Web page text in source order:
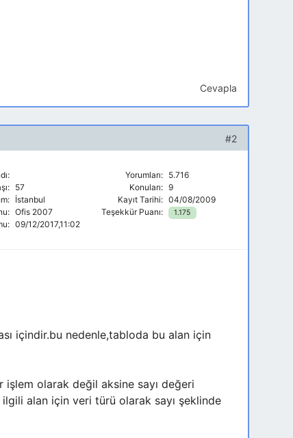
Cevapla
#2
57
İstanbul
Ofis 2007
09/12/2017,11:02
Yorumları: 5.716
Konuları: 9
Kayıt Tarihi: 04/08/2009
Teşekkür Puanı:
1.175
içindir.bu nedenle,tabloda bu alan için
işlem olarak değil aksine sayı değeri
alan için veri türü olarak sayı şeklinde